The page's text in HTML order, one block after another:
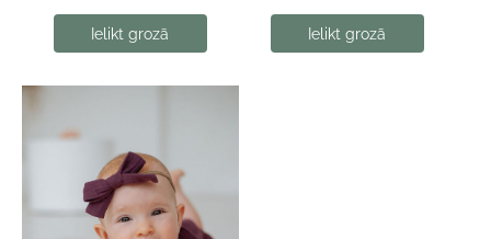
Ielikt grozā Ielikt grozā